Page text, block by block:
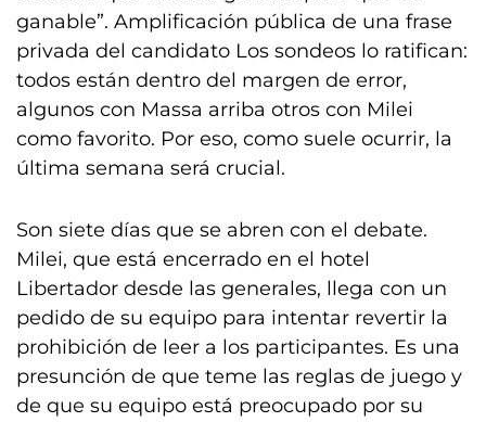
ganable”. Amplificación pública de una frase
privada del candidato Los sondeos lo ratifican:
todos están dentro del margen de error,
algunos con Massa arriba otros con Milei
como favorito. Por eso, como suele ocurrir, la
última semana será crucial.
Son siete días que se abren con el debate.
Milei, que está encerrado en el hotel
Libertador desde las generales, llega con un
pedido de su equipo para intentar revertir la
prohibición de leer a los participantes. Es una
presunción de que teme las reglas de juego y
de que su equipo está preocupado por su